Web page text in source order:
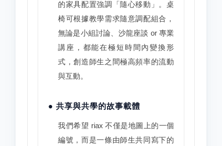
的家具配置強調「隨心移動」。桌
椅可根據教學需求隨意調配組合，
無論是小組討論、沙龍座談 or 專業
講座，都能在極短時間內變換形
式，創造師生之間極高頻率的流動
與互動。
● 共享與共學的故事載體
我們希望 riax 不僅是地圖上的一個
編號，而是一條由師生共同寫下的